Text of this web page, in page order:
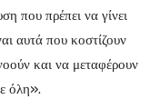
που πρέπει να γίνει
αυτά που κοστίζουν
και να μεταφέρουν
όλη».